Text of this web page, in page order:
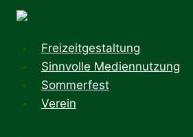
Zum
springenFreizeitgestaltung
Sinnvolle Mediennutzung
Sommerfest
Verein